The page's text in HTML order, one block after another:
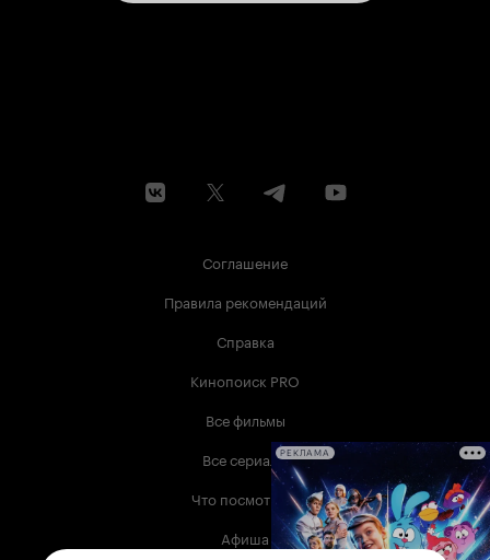
Соглашение
Правила рекомендаций
Справка
Кинопоиск PRO
Все фильмы
Все сериалы
Что посмотреть
Афиша
РЕКЛАМА